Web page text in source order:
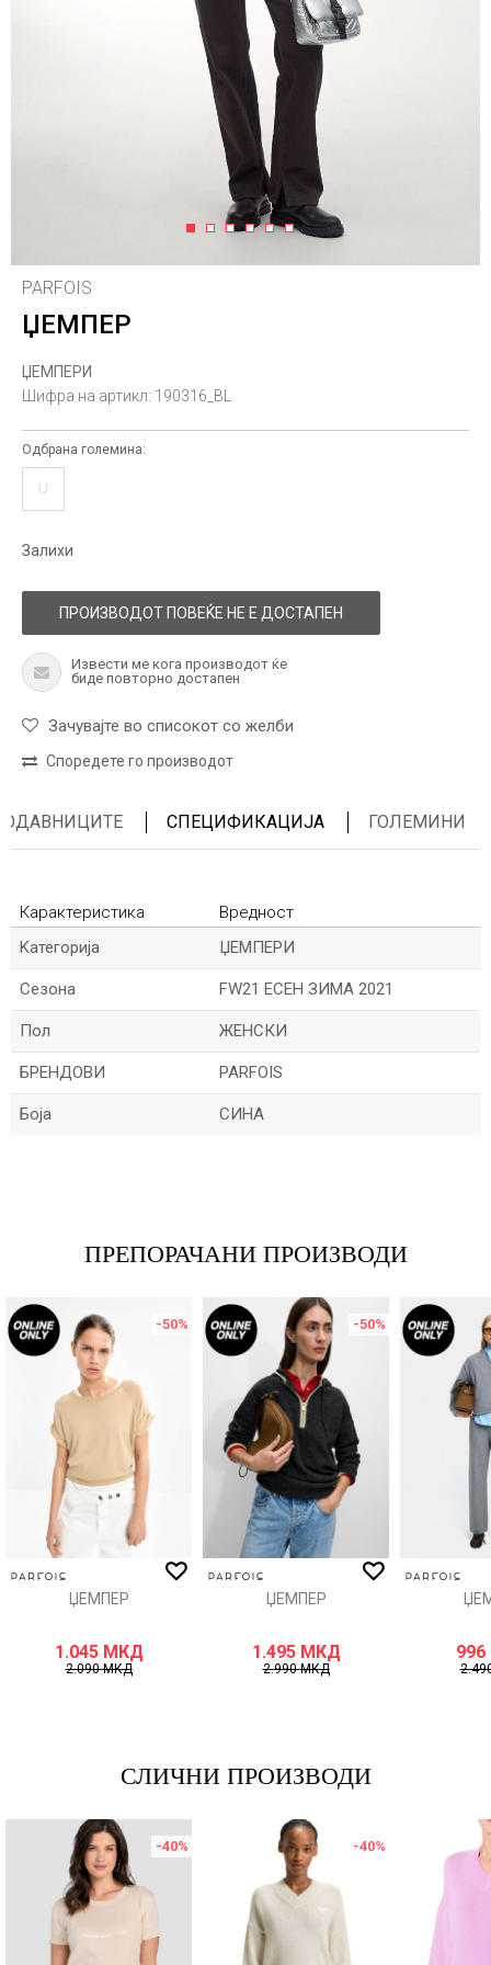
1 2 3 4 5 6
PARFOIS
ЏЕМПЕР
ЏЕМПЕРИ
Шифра на артикл: 190316_BL
Одбрана големина:
U
Залихи
ПРОИЗВОДОТ ПОВЕЌЕ НЕ Е ДОСТАПЕН
Извести ме кога производот ќе
биде повторно достапен
Зачувајте во списокот со желби
Споредете го производот
СПЕЦИФИКАЦИЈА ГОЛЕМИНИ
Карактеристика
Вредност
Kатегорија
ЏЕМПЕРИ
Сезона FW21 ЕСЕН ЗИМА 2021
Пол ЖЕНСКИ
БРЕНДОВИ PARFOIS
Боја СИНА
ИСПРАТИ
ПРЕПОРАЧАНИ ПРОИЗВОДИ
-50%
ЏЕМПЕР
1.045 МКД
2.090МКД
-50%
ЏЕМПЕР
1.495 МКД
2.990МКД
996
СЛИЧНИ ПРОИЗВОДИ
-40% -40%